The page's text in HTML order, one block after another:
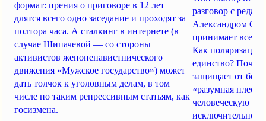
формат: прения о приговоре в 12 лет
длятся всего одно заседание и проходят за
полтора часа. А сталкинг в интернете (в
случае Шипачевой — со стороны
активистов женоненавистнического
движения «Мужское государство») может
дать толчок к уголовным делам, в том
числе по таким репрессивным статьям, как
госизмена.
разговор с
Александром
принимает все
Как поляризация
единство?
защищает от
«разумная
человеческую